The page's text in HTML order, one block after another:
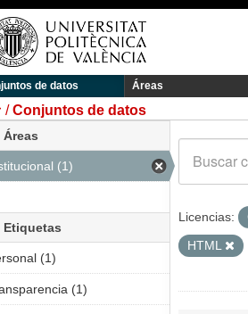
de datos Áreas
Conjuntos de datos
Licencias:
HTML
Áreas
(1)
Etiquetas
(1)
(1)